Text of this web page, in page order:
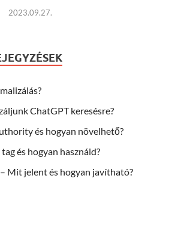
2023.09.27.
ChatGPT keresésre?
és hogyan növelhető?
és hogyan használd?
Mit jelent és hogyan javítható?